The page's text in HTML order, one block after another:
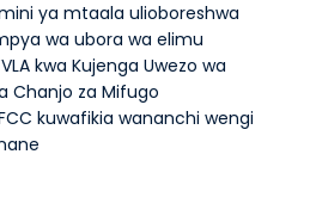
ya mtaala ulioboreshwa
wa ubora wa elimu
kwa Kujenga Uwezo wa
Chanjo za Mifugo
kuwafikia wananchi wengi